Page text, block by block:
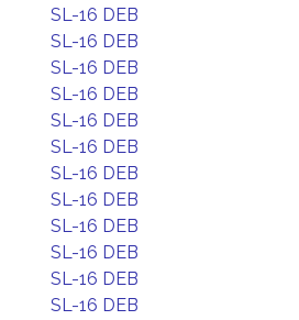
SL-16 DEB
SL-16 DEB
SL-16 DEB
SL-16 DEB
SL-16 DEB
SL-16 DEB
SL-16 DEB
SL-16 DEB
SL-16 DEB
SL-16 DEB
SL-16 DEB
SL-16 DEB